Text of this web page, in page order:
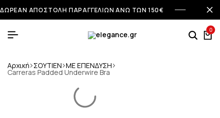
ΔΩΡΕΑΝ ΑΠΟΣΤΟΛΗ ΠΑΡΑΓΓΕΛΙΩΝ ΑΝΩ ΤΩΝ 150€
0
Αρχική ΣΟΥΤΙΕΝ ΜΕ ΕΠΕΝΔΥΣΗ
Carreras Padded Underwire Bra